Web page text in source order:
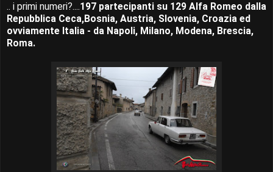
.. i primi numeri?....197 partecipanti su 129 Alfa Romeo dalla
Repubblica Ceca,Bosnia, Austria, Slovenia, Croazia ed
ovviamente Italia - da Napoli, Milano, Modena, Brescia,
Roma.